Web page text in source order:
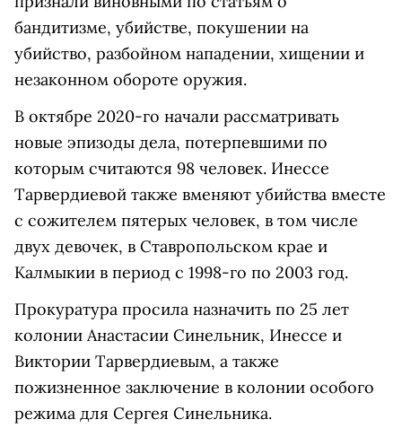
бандитизме, убийстве, покушении на
убийство, разбойном нападении, хищении и
незаконном обороте оружия.
В октябре 2020-го начали рассматривать
новые эпизоды дела, потерпевшими по
которым считаются 98 человек. Инессе
Тарвердиевой также вменяют убийства вместе
с сожителем пятерых человек, в том числе
двух девочек, в Ставропольском крае и
Калмыкии в период с 1998-го по 2003 год.
Прокуратура просила назначить по 25 лет
колонии Анастасии Синельник, Инессе и
Виктории Тарвердиевым, а также
пожизненное заключение в колонии особого
режима для Сергея Синельника.